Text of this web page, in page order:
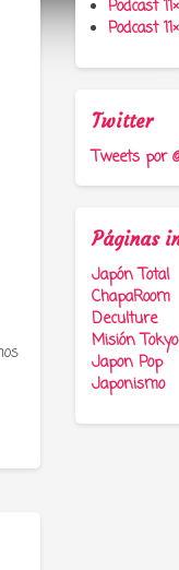
Podcast
Podcast
Twitter
Tweets por
Páginas
Japón Total
ChapaRoom
Deculture
Misión Tokyo
Japon Pop
Japonismo